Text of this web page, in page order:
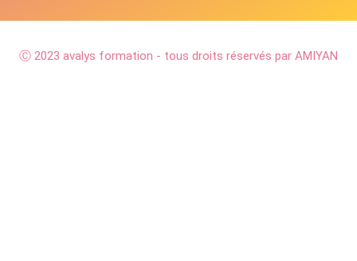
Ⓒ 2023 avalys formation - tous droits réservés par AMIYAN